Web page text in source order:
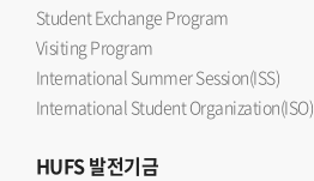
Student Exchange Program
Visiting Program
International Summer Session(ISS)
International Student Organization(ISO)
HUFS발전기금